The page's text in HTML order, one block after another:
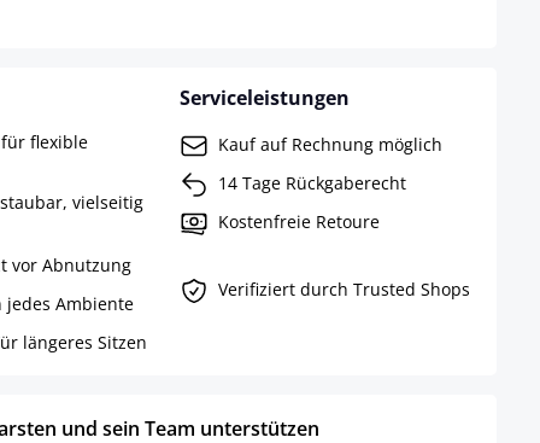
flexible
vielseitig
vor Abnutzung
jedes Ambiente
längeres Sitzen
Serviceleistungen
Kauf auf Rechnung möglich
14 Tage Rückgaberecht
Kostenfreie Retoure
Verifiziert durch Trusted Shops
und sein Team unterstützen